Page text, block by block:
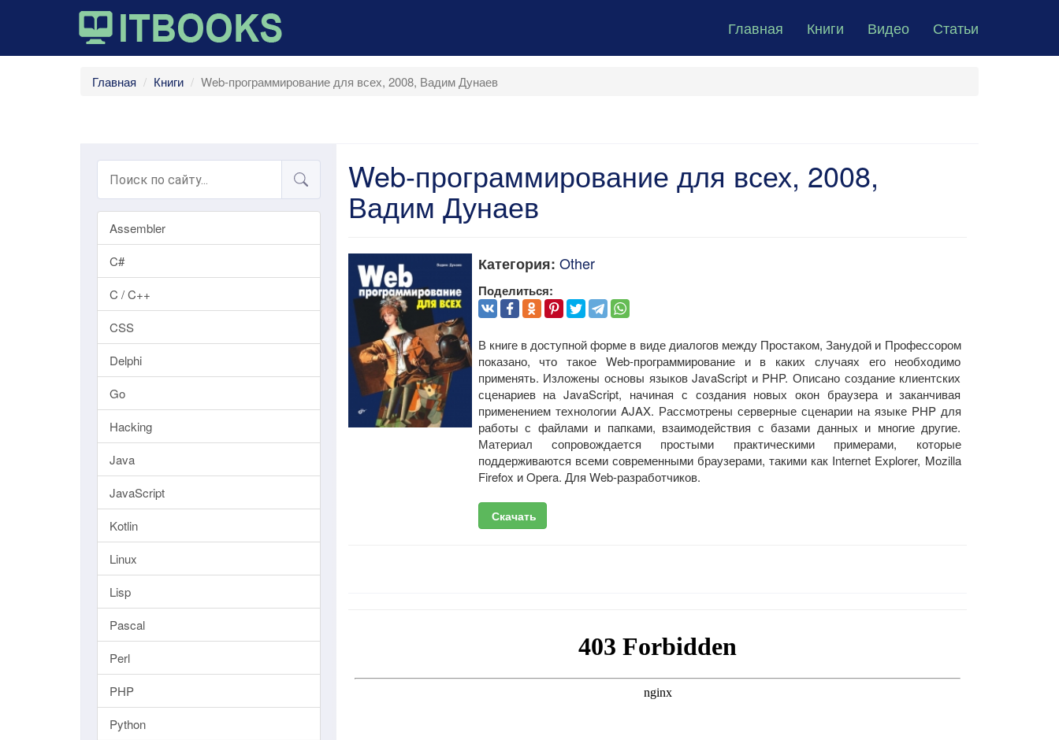
Главная Книги Видео Статьи
Главная Книги Web-программирование для всех, 2008, Вадим Дунаев
Assembler
C#
C / C++
CSS
Delphi
Go
Hacking
Java
JavaScript
Kotlin
Linux
Lisp
Pascal
Perl
PHP
Python
Web-программирование для всех, 2008,
Вадим Дунаев
Категория: Other
Поделиться:
В книге в доступной форме в виде диалогов между Простаком, Занудой и Профессором
показано, что такое Web-программирование и в каких случаях его необходимо
применять. Изложены основы языков JavaScript и PHP. Описано создание клиентских
сценариев на JavaScript, начиная с создания новых окон браузера и заканчивая
применением технологии AJAX. Рассмотрены серверные сценарии на языке PHP для
работы с файлами и папками, взаимодействия с базами данных и многие другие.
Материал сопровождается простыми практическими примерами, которые
поддерживаются всеми современными браузерами, такими как Internet Explorer, Mozilla
Firefox и Opera. Для Web-разработчиков.
Скачать